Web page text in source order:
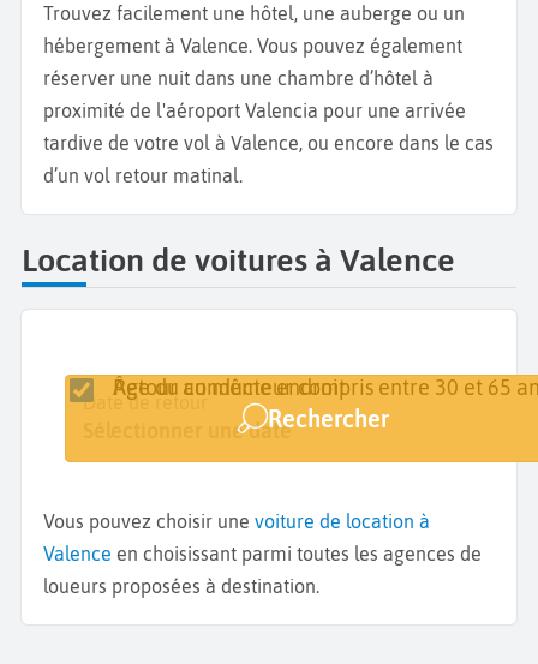
Trouvez facilement une hôtel, une auberge ou un
hébergement à Valence. Vous pouvez également
réserver une nuit dans une chambre d’hôtel à
proximité de l'aéroport Valencia pour une arrivée
tardive de votre vol à Valence, ou encore dans le cas
d’un vol retour matinal.
Location de voitures à Valence
Lieu de retrait
Date de retrait
Sélectionner une date
Date de retour
Sélectionner une date
Retour au même endroit
Âge du conducteur compris entre 30 et 65
Rechercher
Vous pouvez choisir une voiture de location à
Valence en choisissant parmi toutes les agences de
loueurs proposées à destination.